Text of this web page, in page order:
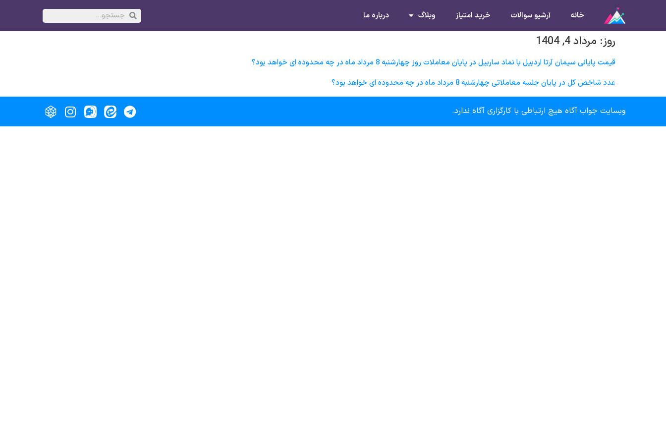
خانه آرشیو سوالات خرید امتیاز وبلاگ درباره ما
روز: مرداد 4, 1404
قیمت پایانی سيمان آرتا اردبيل با نماد ساربیل در پایان معاملات روز چهارشنبه 8 مرداد ماه در چه محدوده ای خواهد بود؟
عدد شاخص کل در پایان جلسه معاملاتی چهارشنبه 8 مرداد ماه در چه محدوده ای خواهد بود؟
وبسایت جواب آگاه هیچ ارتباطی با کارگزاری آگاه ندارد.